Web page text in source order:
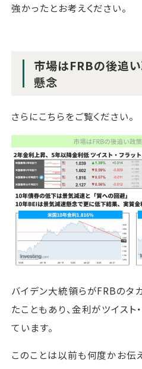
強かったとお考えください。
市場はFRBの後追
懸念
さらにこちらをご覧ください。
バイデン大統領らがFRBのタ
たこともあり、金利がツイスト
ています。
このことは以前も何度かお伝